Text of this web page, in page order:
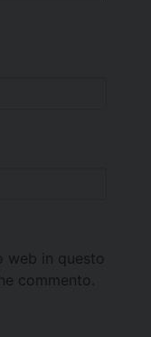
web in questo
commento.